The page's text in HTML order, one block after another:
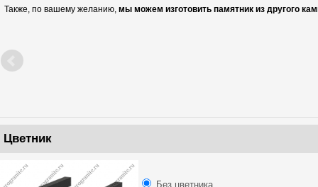
Также, по вашему желанию, мы можем изготовить памятник из другого
Цветник
Без цветника